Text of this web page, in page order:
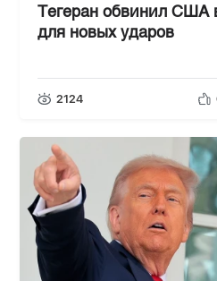
Тегеран обвинил США
для новых ударов
2124